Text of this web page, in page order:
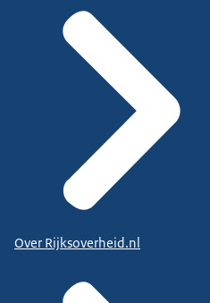
Over Rijksoverheid.nl